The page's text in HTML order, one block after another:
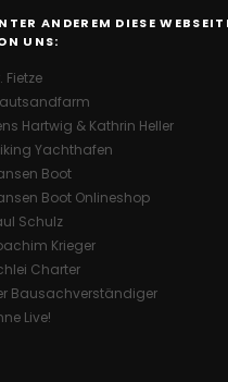
ANDEREM DIESE
UNS:
Fietze
Hartwig & Kathrin Heller
Yachthafen
Boot
Boot Onlineshop
Schulz
Krieger
Charter
Bausachverständiger
Live!